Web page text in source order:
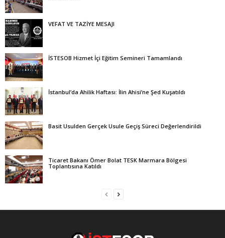
VEFAT VE TAZİYE MESAJI
İSTESOB Hizmet İçi Eğitim Semineri Tamamlandı
İstanbul’da Ahilik Haftası: İlin Ahisi’ne Şed Kuşatıldı
Basit Usulden Gerçek Usule Geçiş Süreci Değerlendirildi
Ticaret Bakanı Ömer Bolat TESK Marmara Bölgesi
Toplantısına Katıldı